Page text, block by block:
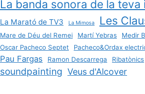
La banda sonora de la teva
La Marató de TV3 La Mimosa Les
Mare de Déu del Remei Martí Yebras
Medir
Oscar Pacheco Septet
Pacheco&Ordax
Pau Fargas Ramon Descarrega Ribatònics
soundpainting Veus d'Alcover